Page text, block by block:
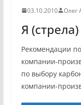
03.10.2010 Олег
Я (стрела)
Рекомендации
компании-
по выбору
компании-